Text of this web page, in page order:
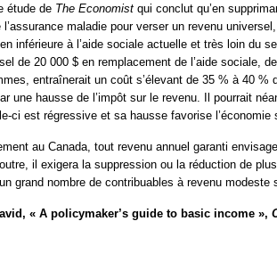
étude de The Economist qui conclut qu’en
l’assurance maladie pour verser un revenu
inférieure à l’aide sociale actuelle et très loin du
de 20 000 $ en remplacement de l’aide sociale,
entraînerait un coût s’élevant de 35 % à 40
une hausse de l’impôt sur le revenu. Il pourrait
ci est régressive et sa hausse favorise l’économie
au Canada, tout revenu annuel garanti
il exigera la suppression ou la réduction de
grand nombre de contribuables à revenu
« A policymaker’s guide to basic income »,